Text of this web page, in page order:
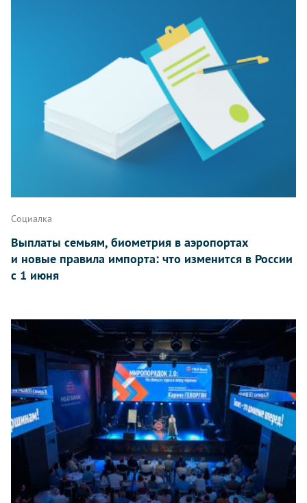
Социалка
Выплаты семьям, биометрия в аэропортах
и новые правила импорта: что изменится в России
с 1 июня